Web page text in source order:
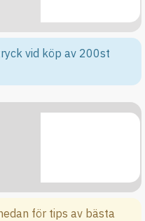
vid köp av 200st
för tips av bästa